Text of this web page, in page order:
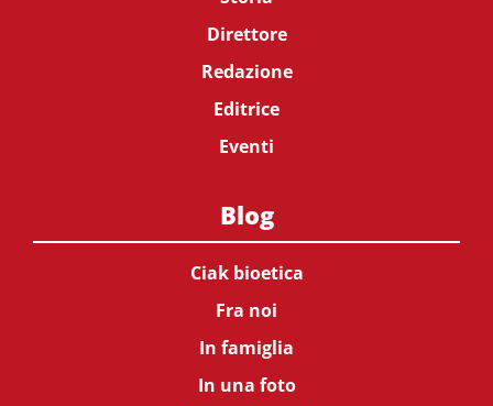
Direttore
Redazione
Editrice
Eventi
Blog
Ciak bioetica
Fra noi
In famiglia
In una foto